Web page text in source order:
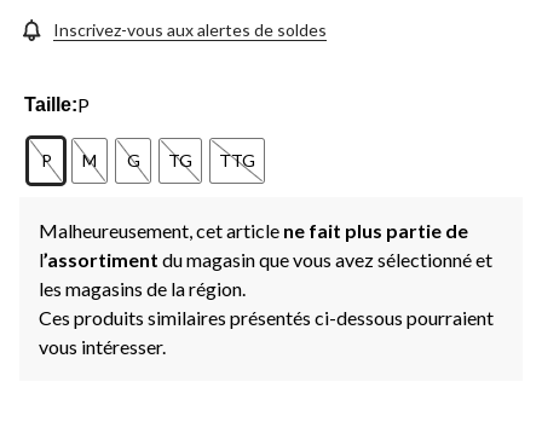
même
page.
Inscrivez-vous aux alertes de soldes
Taille:P
P M G TG TTG
Malheureusement, cet article ne fait plus partie de
l’assortiment du magasin que vous avez sélectionné et
les magasins de la région.
Ces produits similaires présentés ci-dessous pourraient
vous intéresser.